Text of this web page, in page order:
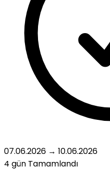
07.06.2026 → 10.06.2026
4 gün Tamamlandı